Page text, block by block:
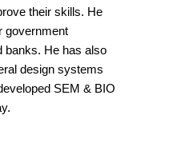
their skills. He
government
banks. He has also
design systems
SEM & BIO